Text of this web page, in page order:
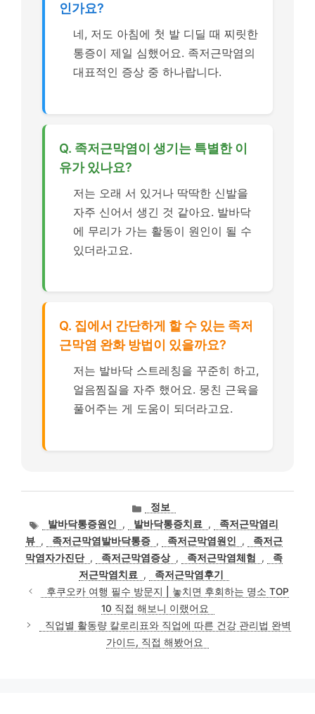
인가요?
네, 저도 아침에 첫 발 디딜 때 찌릿한
통증이 제일 심했어요. 족저근막염의
대표적인 증상 중 하나랍니다.
Q. 족저근막염이 생기는 특별한 이
유가 있나요?
저는 오래 서 있거나 딱딱한 신발을
자주 신어서 생긴 것 같아요. 발바닥
에 무리가 가는 활동이 원인이 될 수
있더라고요.
Q. 집에서 간단하게 할 수 있는 족저
근막염 완화 방법이 있을까요?
저는 발바닥 스트레칭을 꾸준히 하고,
얼음찜질을 자주 했어요. 뭉친 근육을
풀어주는 게 도움이 되더라고요.
카
테
고
리
정보
태발바닥통증원인 , 발바닥통증치료 ,
족저근막염리
뷰 , 족저근막염발바닥통증 , 족저근막염원인 ,
족저근
막염자가진단 , 족저근막염증상 , 족저근막염체험 ,
족
저근막염치료
,
족저근막염후기
후쿠오카 여행 필수 방문지 | 놓치면 후회하는 명소 TOP
10 직접 해보니 이랬어요
직업별 활동량 칼로리표와 직업에 따른 건강 관리법 완벽
가이드, 직접 해봤어요